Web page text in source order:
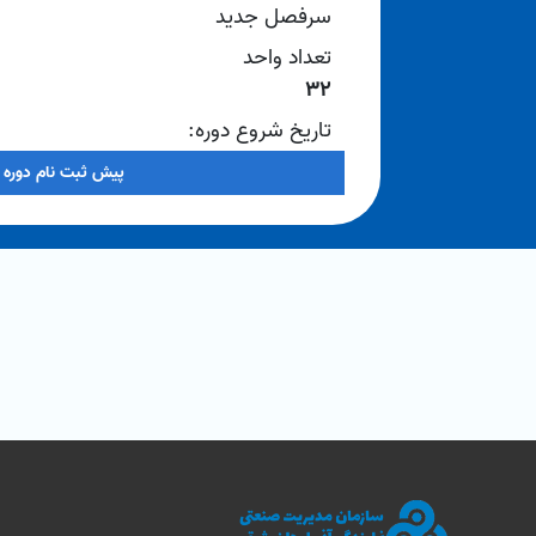
سرفصل جدید
تعداد واحد
32
تاریخ شروع دوره:
پیش ثبت نام دوره